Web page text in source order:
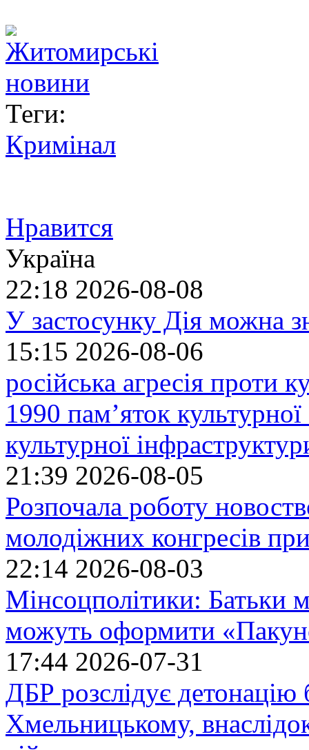
Теги:
Кримінал
Нравится
Україна
22:18 2026-08-08
У застосунку Дія можна
15:15 2026-08-06
російська агресія проти
1990 пам’яток
культурної
21:39 2026-08-05
Розпочала роботу
молодіжних конгресів
22:14 2026-08-03
Мінсоцполітики: Батьки
можуть оформити
17:44 2026-07-31
ДБР розслідує детонацію
Хмельницькому,